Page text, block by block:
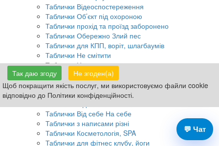
Так даю згоду
Не згоден(а)
Щоб покращити якість послуг, ми використовуємо файли cookie
відповідно до Політики конфіденційності.
Таблички Відеоспостереження
Таблички Об’єкт під охороною
Таблички прохід та проїзд заборонено
Таблички Обережно Злий пес
Таблички для КПП, воріт, шлагбаумів
Таблички Не смітити
Таблички Не курити
Таблички Вигул собак заборонено
Таблички Водойми, Ліс
Дорожні знаки ПДР
Таблички Від себе На себе
Таблички з написами різні
Таблички Косметологія, SPA
Таблички для фітнес клубу, йоги
💬 Чат